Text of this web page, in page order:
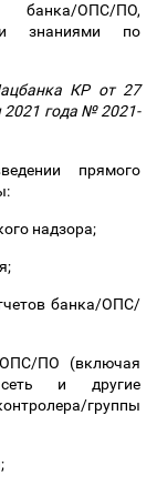
банка/ОПС/ПО,
знаниями по
КР от 27
года № 2021-
прямого
надзора;
банка/ОПС/
ПО (включая
сеть и другие
группы